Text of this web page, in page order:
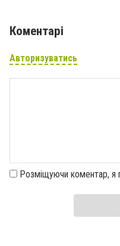
Коментарі
Авторизуватись
Розміщуючи коментар, я